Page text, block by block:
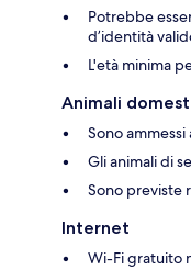
Potrebbe
d’identità
L'età minima
Animali
Sono
Gli animali di
Sono previste
Internet
Wi-Fi gratuito